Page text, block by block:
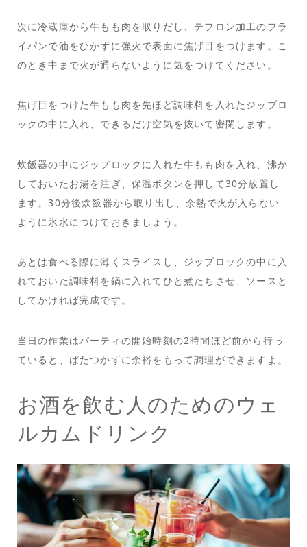
次に冷蔵庫から牛もも肉を取りだし、テフロン加工のフラ
イパンで油をひかずに強火で表面に焦げ目をつけます。こ
のとき中まで火が通らないように気をつけてください。
焦げ目をつけた牛もも肉を先ほど調味料を入れたジップロ
ックの中に入れ、できるだけ空気を抜いて密閉します。
炊飯器の中にジップロックに入れた牛もも肉を入れ、沸か
しておいたお湯を注ぎ、保温ボタンを押して30分放置し
ます。30分後炊飯器から取り出し、余熱で火が入らない
ように氷水につけておきましょう。
あとは食べる際に薄くスライスし、ジップロックの中に入
れておいた調味料を鍋に入れてひと煮たちさせ、ソースと
してかければ完成です。
当日の作業はパーティの開始時刻の2時間ほど前から行っ
ていると、ばたつかずに余裕をもって調理ができますよ。
お酒を飲む人のためのウェ
ルカムドリンク